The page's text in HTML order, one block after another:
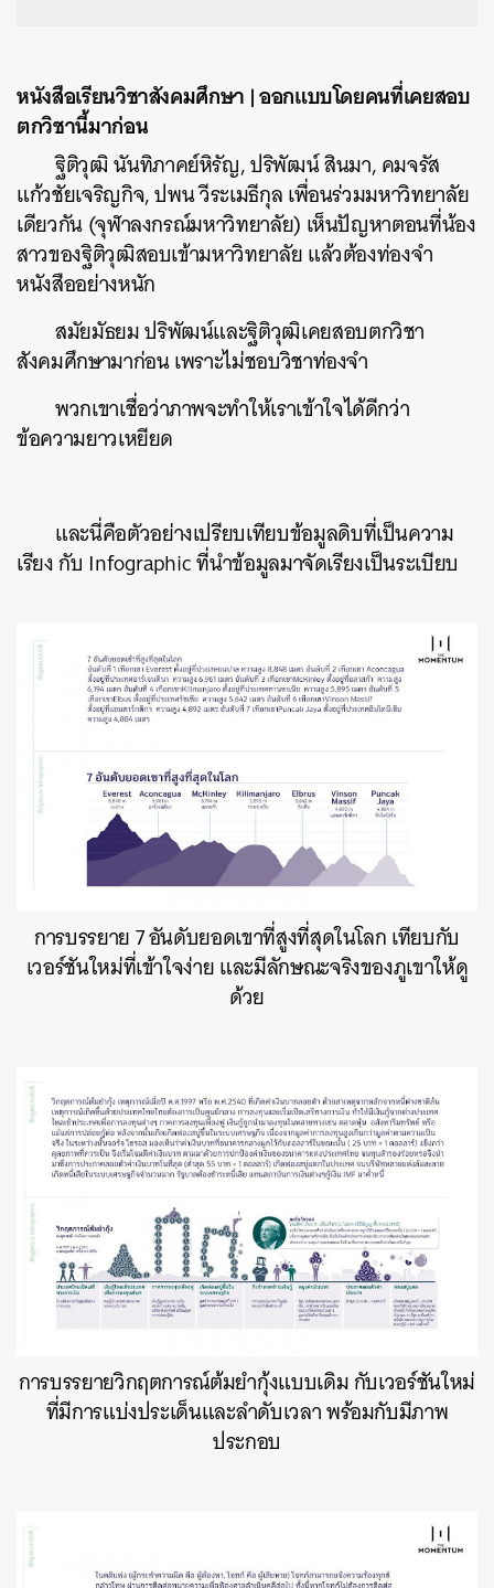
หนังสือเรียนวิชาสังคมศึกษา | ออกแบบโดยคนที่เคยสอบ
ตกวิชานี้มาก่อน
ฐิติวุฒิ นันทิภาคย์หิรัญ, ปริพัฒน์ สินมา, คมจรัส
แก้วชัยเจริญกิจ, ปพน วีระเมธีกุล เพื่อนร่วมมหาวิทยาลัย
เดียวกัน (จุฬาลงกรณ์มหาวิทยาลัย) เห็นปัญหาตอนที่น้อง
สาวของฐิติวุฒิสอบเข้ามหาวิทยาลัย แล้วต้องท่องจำ
หนังสืออย่างหนัก
สมัยมัธยม ปริพัฒน์และฐิติวุฒิเคยสอบตกวิชา
สังคมศึกษามาก่อน เพราะไม่ชอบวิชาท่องจำ
พวกเขาเชื่อว่าภาพจะทำให้เราเข้าใจได้ดีกว่า
ข้อความยาวเหยียด
และนี่คือตัวอย่างเปรียบเทียบข้อมูลดิบที่เป็นความ
เรียง กับ Infographic ที่นำข้อมูลมาจัดเรียงเป็นระเบียบ
การบรรยาย 7 อันดับยอดเขาที่สูงที่สุดในโลก เทียบกับ
เวอร์ชันใหม่ที่เข้าใจง่าย และมีลักษณะจริงของภูเขาให้ดู
ด้วย
การบรรยายวิกฤตการณ์ต้มยำกุ้งแบบเดิม กับเวอร์ชันใหม่
ที่มีการแบ่งประเด็นและลำดับเวลา พร้อมกับมีภาพ
ประกอบ